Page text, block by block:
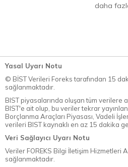
daha
Yasal Uyarı Notu
© BİST Verileri Foreks tarafından 15
sağlanmaktadır.
BIST piyasalarında oluşan tüm verilere
BIST'e ait olup, bu veriler tekrar
Borçlanma Araçları Piyasası, Vadeli
verileri BIST kaynaklı en az 15 dakika
Veri Sağlayıcı Uyarı Notu
Veriler FOREKS Bilgi İletişim Hizmetleri
sağlanmaktadır.